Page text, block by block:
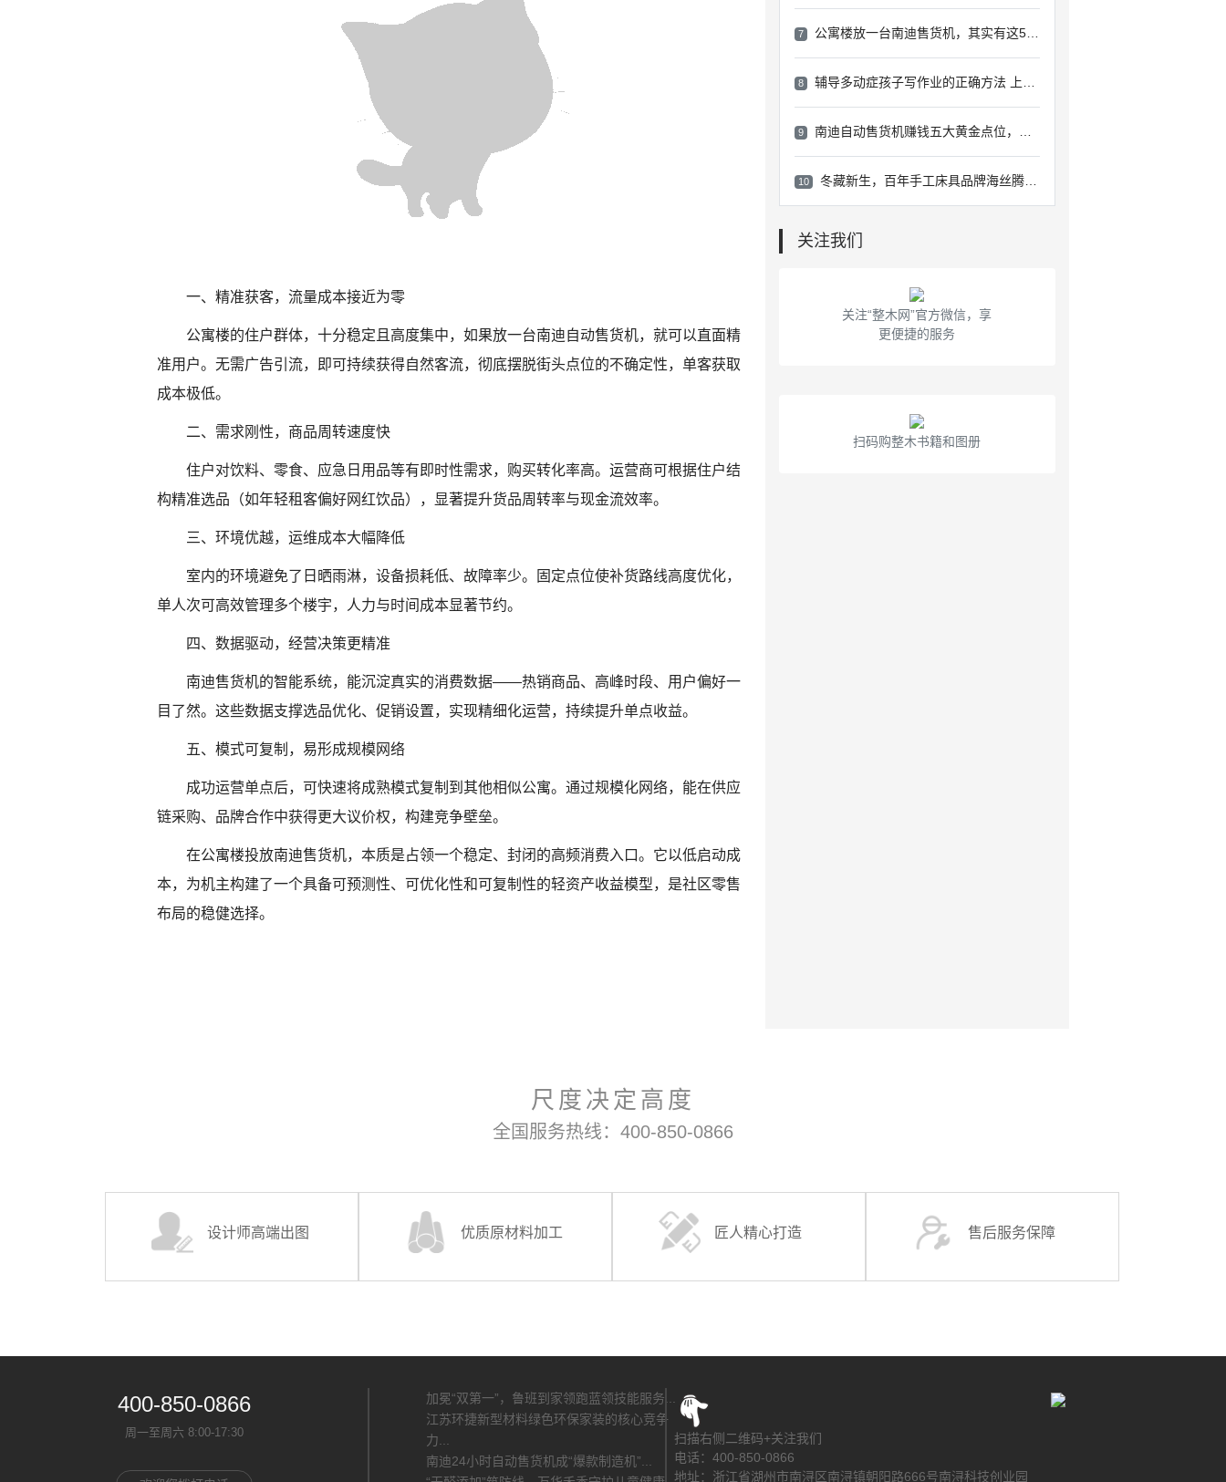
一、精准获客，流量成本接近为零
公寓楼的住户群体，十分稳定且高度集中，如果放一台南迪自动售货机，就可以直面精
准用户。无需广告引流，即可持续获得自然客流，彻底摆脱街头点位的不确定性，单客获取
成本极低。
二、需求刚性，商品周转速度快
住户对饮料、零食、应急日用品等有即时性需求，购买转化率高。运营商可根据住户结
构精准选品（如年轻租客偏好网红饮品），显著提升货品周转率与现金流效率。
三、环境优越，运维成本大幅降低
室内的环境避免了日晒雨淋，设备损耗低、故障率少。固定点位使补货路线高度优化，
单人次可高效管理多个楼宇，人力与时间成本显著节约。
四、数据驱动，经营决策更精准
南迪售货机的智能系统，能沉淀真实的消费数据——热销商品、高峰时段、用户偏好一
目了然。这些数据支撑选品优化、促销设置，实现精细化运营，持续提升单点收益。
五、模式可复制，易形成规模网络
成功运营单点后，可快速将成熟模式复制到其他相似公寓。通过规模化网络，能在供应
链采购、品牌合作中获得更大议价权，构建竞争壁垒。
在公寓楼投放南迪售货机，本质是占领一个稳定、封闭的高频消费入口。它以低启动成
本，为机主构建了一个具备可预测性、可优化性和可复制性的轻资产收益模型，是社区零售
布局的稳健选择。
7 公寓楼放一台南迪售货机，其实有这5大好处！
8 辅导多动症孩子写作业的正确方法 上海附一儿科靠谱吗
9 南迪自动售货机赚钱五大黄金点位，必要知道的
10 冬藏新生，百年手工床具品牌海丝腾的安睡秘诀
关注我们
关注“整木网”官方微信，享
更便捷的服务
扫码购整木书籍和图册
尺度决定高度
全国服务热线：400-850-0866
设计师高端出图 优质原材料加工 匠人精心打造 售后服务保障
400-850-0866
周一至周六 8:00-17:30
加冕“双第一”，鲁班到家领跑蓝领技能服务...
江苏环捷新型材料绿色环保家装的核心竞争
力...
南迪24小时自动售货机成“爆款制造机”...
扫描右侧二维码+关注我们
电话：400-850-0866
地址：浙江省湖州市南浔区南浔镇朝阳路666号南浔科技创业园